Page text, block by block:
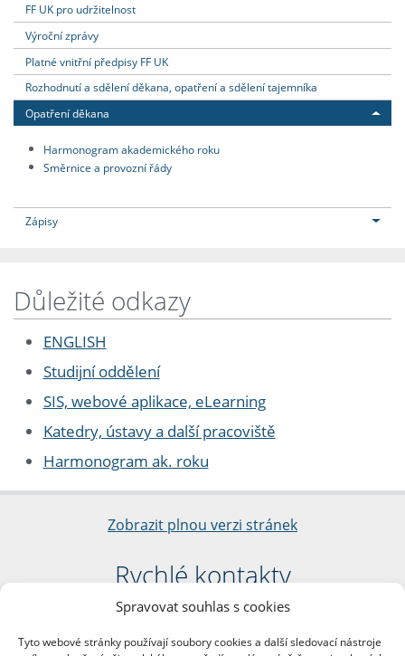
Spravovat souhlas s cookies
Tyto webové stránky používají soubory cookies a další sledovací nástroje
FF UK pro udržitelnost
Výroční zprávy
Platné vnitřní předpisy FF UK
Rozhodnutí a sdělení děkana, opatření a sdělení tajemníka
Opatření děkana
Harmonogram akademického roku
Směrnice a provozní řády
Zápisy
Důležité odkazy
ENGLISH
Studijní oddělení
SIS, webové aplikace, eLearning
Katedry, ústavy a další pracoviště
Harmonogram ak. roku
Zobrazit plnou verzi stránek
Rychlé kontakty
Filozofická fakulta
nám. Jana Palacha 1/2